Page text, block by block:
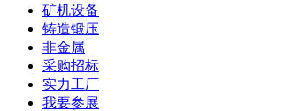
矿机设备
铸造锻压
非金属
采购招标
实力工厂
我要参展